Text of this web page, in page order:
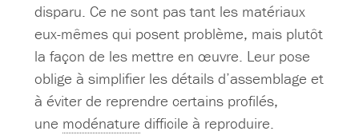
disparu. Ce ne sont pas tant les matériaux
eux-mêmes qui posent problème, mais plutôt
la façon de les mettre en œuvre. Leur pose
oblige à simplifier les détails d’assemblage et
à éviter de reprendre certains profilés,
une modénature difficile à reproduire.